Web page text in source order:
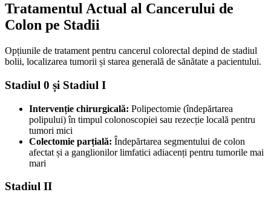
Tratamentul Actual al Cancerului de
Colon pe Stadii
Opțiunile de tratament pentru cancerul colorectal depind de stadiul
bolii, localizarea tumorii și starea generală de sănătate a pacientului.
Stadiul 0 și Stadiul I
Intervenție chirurgicală: Polipectomie (îndepărtarea
polipului) în timpul colonoscopiei sau rezecție locală pentru
tumori mici
Colectomie parțială: Îndepărtarea segmentului de colon
afectat și a ganglionilor limfatici adiacenți pentru tumorile mai
mari
Stadiul II